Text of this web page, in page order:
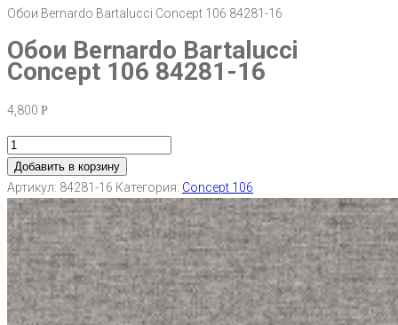
Обои Bernardo Bartalucci Concept 106 84281-16
Обои Bernardo Bartalucci
Concept 106 84281-16
4,800 Р
Добавить в корзину
Артикул: 84281-16 Категория: Concept 106